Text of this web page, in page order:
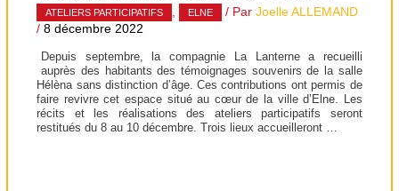
ATELIERS PARTICIPATIFS , ELNE / ParJoelle ALLEMAND
/8 décembre 2022
Depuis septembre, la compagnie La Lanterne a recueilli
auprès des habitants des témoignages souvenirs de la salle
Hélèna sans distinction d’âge. Ces contributions ont permis de
faire revivre cet espace situé au cœur de la ville d’Elne. Les
récits et les réalisations des ateliers participatifs seront
restitués du 8 au 10 décembre. Trois lieux accueilleront …